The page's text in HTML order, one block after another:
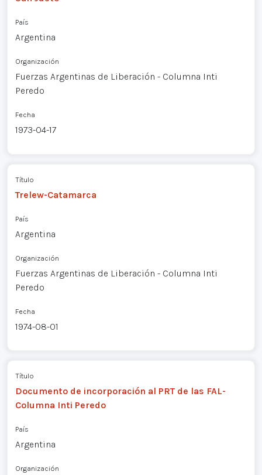
País
Argentina
Organización
Fuerzas Argentinas de Liberación - Columna Inti
Peredo
Fecha
1973-04-17
Título
Trelew-Catamarca
País
Argentina
Organización
Fuerzas Argentinas de Liberación - Columna Inti
Peredo
Fecha
1974-08-01
Título
Documento de incorporación al PRT de las FAL-
Columna Inti Peredo
País
Argentina
Organización